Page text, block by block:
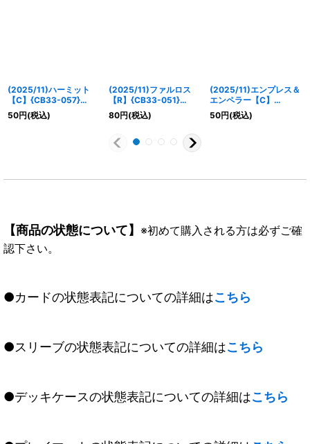
(2025/11)ハーミット
【C】{CB33-057}
《紫》
50円(税込)
(2025/11)ファルロス
【R】{CB33-051}
《多》
80円(税込)
(2025/11)エンプレス＆
エンペラー【C】
{CB33-053}《多》
50円(税込)
【商品の状態について】 ※初めて購入される方は必ずご確
認下さい。
●カードの状態表記についての詳細はこちら
●スリーブの状態表記についての詳細はこちら
●デッキケースの状態表記についての詳細はこちら